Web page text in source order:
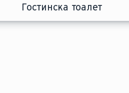
Гостинска тоалет